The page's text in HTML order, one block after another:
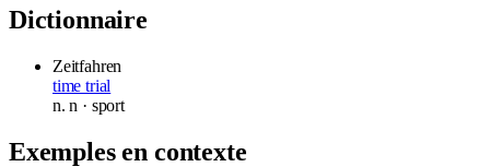
Dictionnaire
Zeitfahren
time trial
n.n · sport
Exemples en contexte